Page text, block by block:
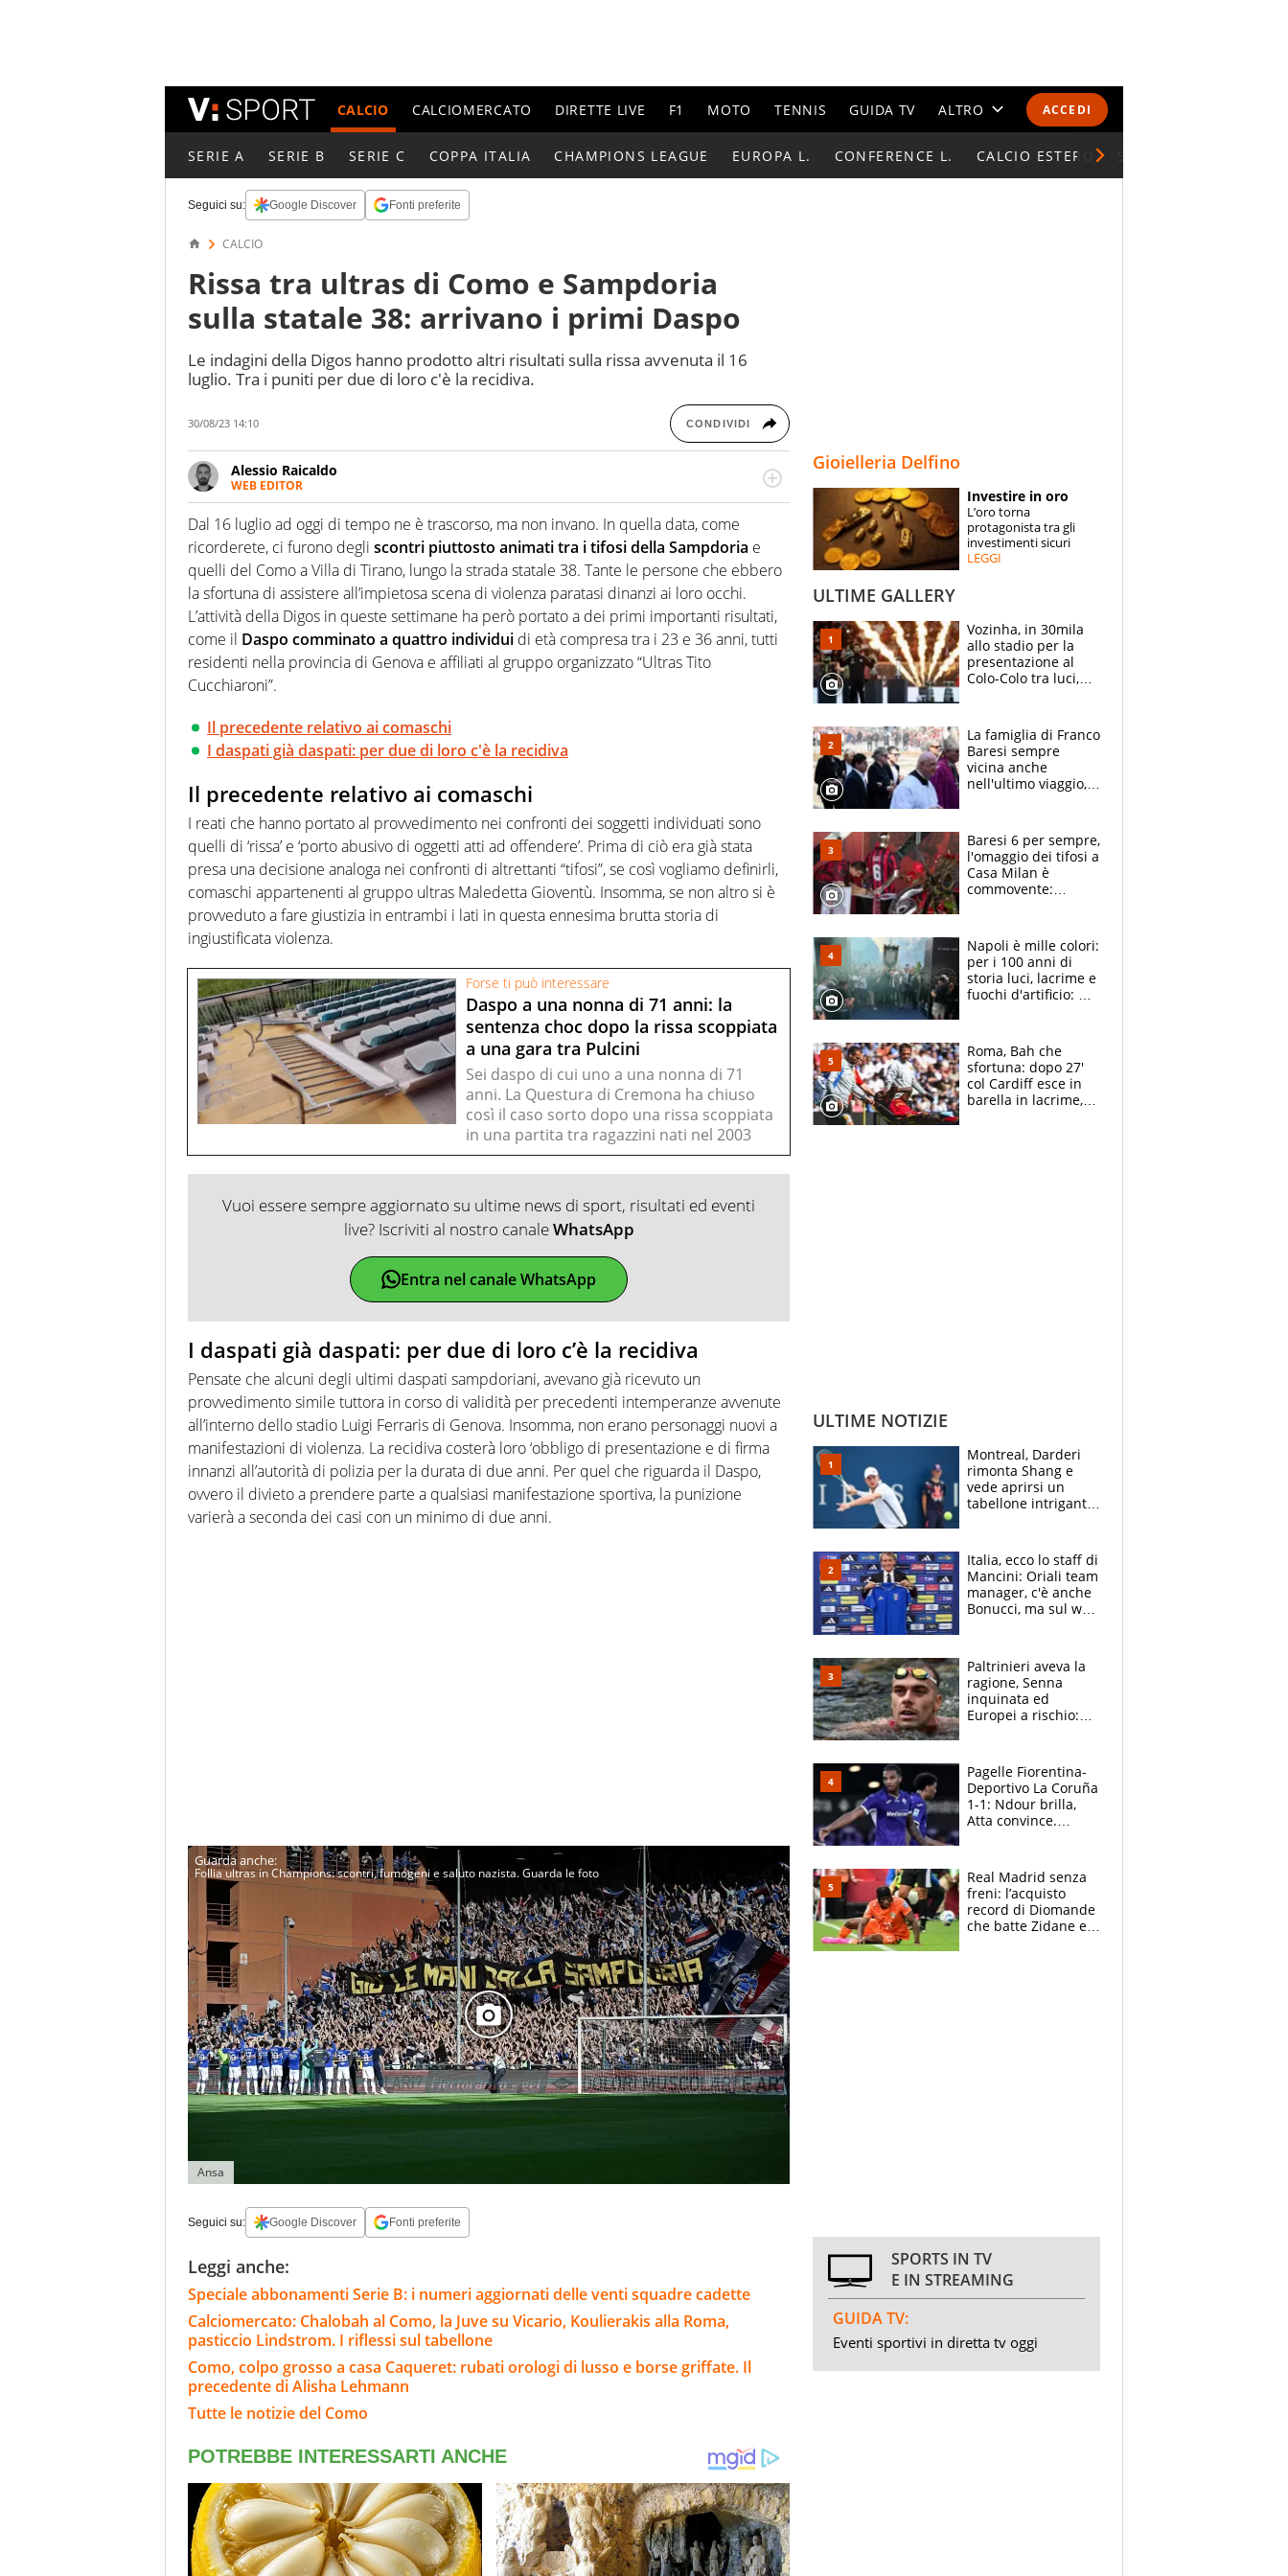
ACCEDI
CALCIO CALCIOMERCATO DIRETTE LIVE F1 MOTO TENNIS GUIDA TV ALTRO
CALENDARI E CLASSIFICHE
ESPERTI
CONTATTI
SERIE A SERIE B SERIE C COPPA ITALIA CHAMPIONS LEAGUE EUROPA L. CONFERENCE L. CALCIO ESTERO
Seguici su: Google Discover Fonti preferite
CALCIO
Rissa tra ultras di Como e Sampdoria
sulla statale 38: arrivano i primi Daspo
Le indagini della Digos hanno prodotto altri risultati sulla rissa avvenuta il 16
luglio. Tra i puniti per due di loro c'è la recidiva.
30/08/23 14:10 CONDIVIDI
Alessio Raicaldo
WEB EDITOR
Un figlio che si chiama Diego e la tesi di laurea sugli stadi di proprietà in Italia. Il calcio
quale filo conduttore irrinunciabile tra passione e professione. Per Virgilio Sport
indaga, approfondisce e scandaglia l'universo mondo dello sport per antonomasia
Dal 16 luglio ad oggi di tempo ne è trascorso, ma non invano. In quella data, come
ricorderete, ci furono degli scontri piuttosto animati tra i tifosi della Sampdoria e
quelli del Como a Villa di Tirano, lungo la strada statale 38. Tante le persone che ebbero
la sfortuna di assistere all’impietosa scena di violenza paratasi dinanzi ai loro occhi.
L’attività della Digos in queste settimane ha però portato a dei primi importanti risultati,
come il Daspo comminato a quattro individui di età compresa tra i 23 e 36 anni, tutti
residenti nella provincia di Genova e affiliati al gruppo organizzato “Ultras Tito
Cucchiaroni”.
Il precedente relativo ai comaschi
I daspati già daspati: per due di loro c'è la recidiva
Il precedente relativo ai comaschi
I reati che hanno portato al provvedimento nei confronti dei soggetti individuati sono
quelli di ‘rissa’ e ‘porto abusivo di oggetti atti ad offendere’. Prima di ciò era già stata
presa una decisione analoga nei confronti di altrettanti “tifosi”, se così vogliamo definirli,
comaschi appartenenti al gruppo ultras Maledetta Gioventù. Insomma, se non altro si è
provveduto a fare giustizia in entrambi i lati in questa ennesima brutta storia di
ingiustificata violenza.
Forse ti può interessare
Daspo a una nonna di 71 anni: la
sentenza choc dopo la rissa scoppiata
a una gara tra Pulcini
Sei daspo di cui uno a una nonna di 71
anni. La Questura di Cremona ha chiuso
così il caso sorto dopo una rissa scoppiata
in una partita tra ragazzini nati nel 2003
Vuoi essere sempre aggiornato su ultime news di sport, risultati ed eventi
live? Iscriviti al nostro canaleWhatsApp
Entra nel canale WhatsApp
I daspati già daspati: per due di loro c’è la recidiva
Pensate che alcuni degli ultimi daspati sampdoriani, avevano già ricevuto un
provvedimento simile tuttora in corso di validità per precedenti intemperanze avvenute
all’interno dello stadio Luigi Ferraris di Genova. Insomma, non erano personaggi nuovi a
manifestazioni di violenza. La recidiva costerà loro ‘obbligo di presentazione e di firma
innanzi all’autorità di polizia per la durata di due anni. Per quel che riguarda il Daspo,
ovvero il divieto a prendere parte a qualsiasi manifestazione sportiva, la punizione
varierà a seconda dei casi con un minimo di due anni.
Follia ultras in Champions: scontri, fumogeni e saluto nazista. Guarda le foto
Ansa
Seguici su: Google Discover Fonti preferite
Leggi anche:
Speciale abbonamenti Serie B: i numeri aggiornati delle venti squadre cadette
Calciomercato: Chalobah al Como, la Juve su Vicario, Koulierakis alla Roma,
pasticcio Lindstrom. I riflessi sul tabellone
Como, colpo grosso a casa Caqueret: rubati orologi di lusso e borse griffate. Il
precedente di Alisha Lehmann
Tutte le notizie del Como
Gioielleria Delfino
Investire in oro
L’oro torna
protagonista tra gli
investimenti sicuri
LEGGI
ULTIME GALLERY
Vozinha, in 30mila
allo stadio per la
presentazione al
Colo-Colo tra luci,
La famiglia di Franco
Baresi sempre
vicina anche
nell'ultimo viaggio,
circondati
dall'affetto dei tifosi
Baresi 6 per sempre,
l'omaggio dei tifosi a
Casa Milan è
commovente:
bigliettini
Napoli è mille colori:
per i 100 anni di
storia luci, lacrime e
fuochi d'artificio: De
Roma, Bah che
sfortuna: dopo 27'
col Cardiff esce in
barella in lacrime,
ULTIME NOTIZIE
Montreal, Darderi
rimonta Shang e
vede aprirsi un
tabellone intrigante:
felice del mio livello"
Italia, ecco lo staff di
Mancini: Oriali team
manager, c'è anche
Bonucci, ma sul web
Paltrinieri aveva la
ragione, Senna
inquinata ed
Europei a rischio:
adesso
Pagelle Fiorentina-
Deportivo La Coruña
1-1: Ndour brilla,
Atta convince.
Real Madrid senza
freni: l’acquisto
record di Diomande
che batte Zidane e
SPORTS IN TV
E IN STREAMING
GUIDA TV:
Eventi sportivi in diretta tv oggi